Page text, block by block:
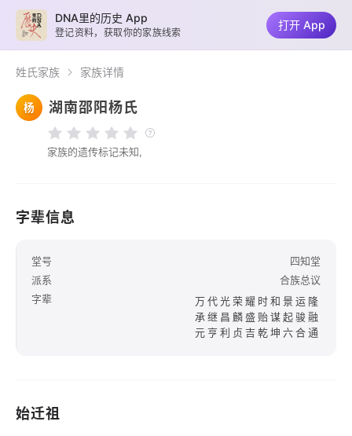
姓氏家族 家族详情
杨 湖南邵阳杨氏
家族的遗传标记未知,
字辈信息
堂号
四知堂
派系
合族总议
字辈
万代光荣耀时和景运隆
承继昌麟盛贻谋起骏融
元亨利贞吉乾坤六合通
始迁祖
DNA里的历史 App
登记资料，获取你的家族线索
打开 App